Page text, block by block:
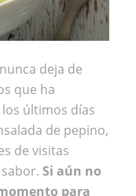
deja de
que ha
últimos días
de pepino,
de visitas
Si aún no
para